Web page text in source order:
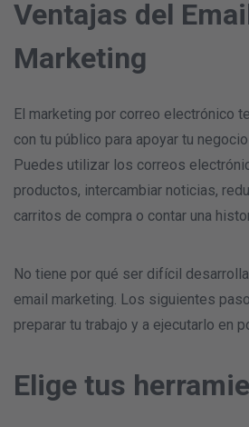
Ventajas del
Marketing
El marketing por correo electrónico
con tu público para apoyar tu
Puedes utilizar los correos
productos, intercambiar noticias,
carritos de compra o contar una
No tiene por qué ser difícil
email marketing. Los siguientes
preparar tu trabajo y a ejecutarlo en
Elige tus